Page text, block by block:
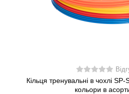
Кільця тренувальні в чохлі
кольори в